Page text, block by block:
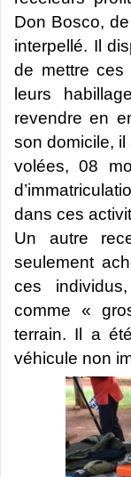
Don Bosco,
interpellé. Il
de mettre
leurs
revendre en
son domicile,
volées, 08
dans ces
Un autre
seulement
ces
comme «
terrain. Il a
véhicule non